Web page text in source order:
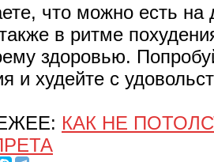
что можно есть на
в ритме
здоровью.
и худейте с
КАК НЕ